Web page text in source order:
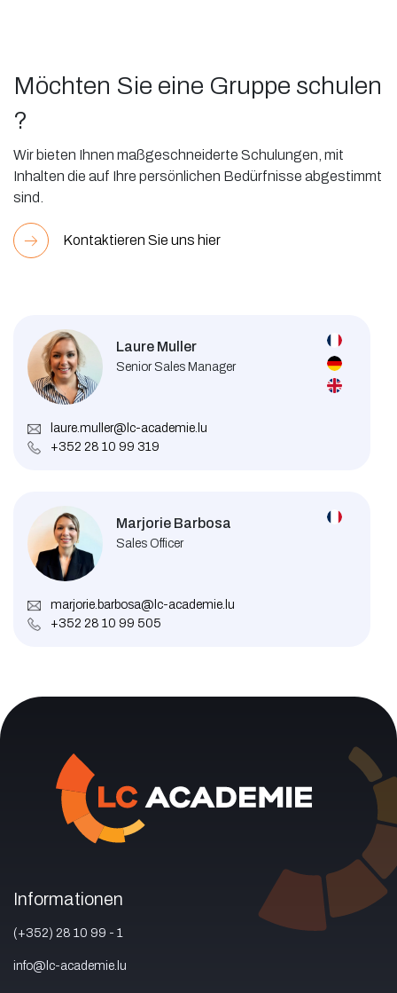
Möchten Sie eine Gruppe schulen
?
Wir bieten Ihnen maßgeschneiderte Schulungen, mit
Inhalten die auf Ihre persönlichen Bedürfnisse abgestimmt
sind.
Kontaktieren Sie uns hier
Laure Muller
Senior Sales Manager
laure.muller@lc-academie.lu
+352 28 10 99 319
Marjorie Barbosa
Sales Officer
marjorie.barbosa@lc-academie.lu
+352 28 10 99 505
Informationen
(+352) 28 10 99 - 1
info@lc-academie.lu